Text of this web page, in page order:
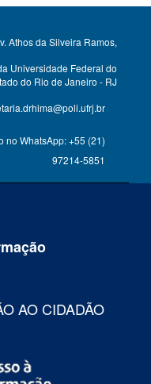
Athos da Silveira Ramos,
Universidade Federal do
do Rio de Janeiro - RJ
no WhatsApp: +55 (21)
97214-5851
AO CIDADÃO